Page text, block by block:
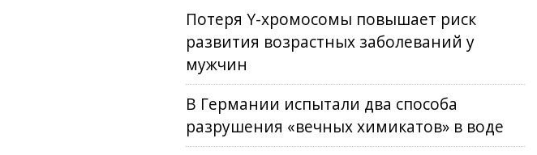
Потеря Y-хромосомы повышает риск
развития возрастных заболеваний у
мужчин
В Германии испытали два способа
разрушения «вечных химикатов» в воде